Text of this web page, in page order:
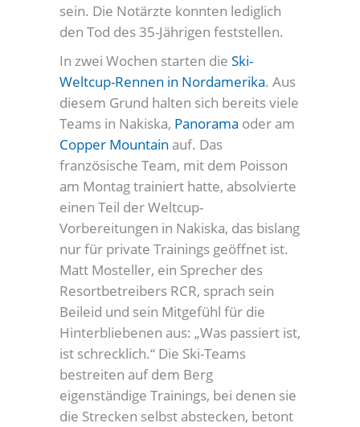
sein. Die Notärzte konnten lediglich
den Tod des 35-Jährigen feststellen.
In zwei Wochen starten die Ski-
Weltcup-Rennen in Nordamerika. Aus
diesem Grund halten sich bereits viele
Teams in Nakiska, Panorama oder am
Copper Mountain auf. Das
französische Team, mit dem Poisson
am Montag trainiert hatte, absolvierte
einen Teil der Weltcup-
Vorbereitungen in Nakiska, das bislang
nur für private Trainings geöffnet ist.
Matt Mosteller, ein Sprecher des
Resortbetreibers RCR, sprach sein
Beileid und sein Mitgefühl für die
Hinterbliebenen aus: „Was passiert ist,
ist schrecklich.“ Die Ski-Teams
bestreiten auf dem Berg
eigenständige Trainings, bei denen sie
die Strecken selbst abstecken, betont